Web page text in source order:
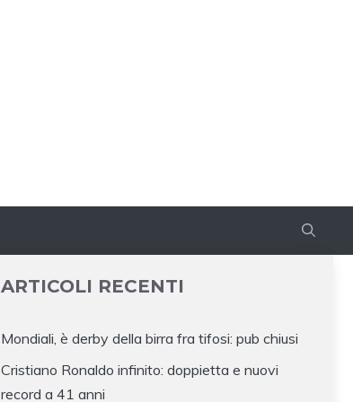
ARTICOLI RECENTI
Mondiali, è derby della birra fra tifosi: pub chiusi
Cristiano Ronaldo infinito: doppietta e nuovi
record a 41 anni